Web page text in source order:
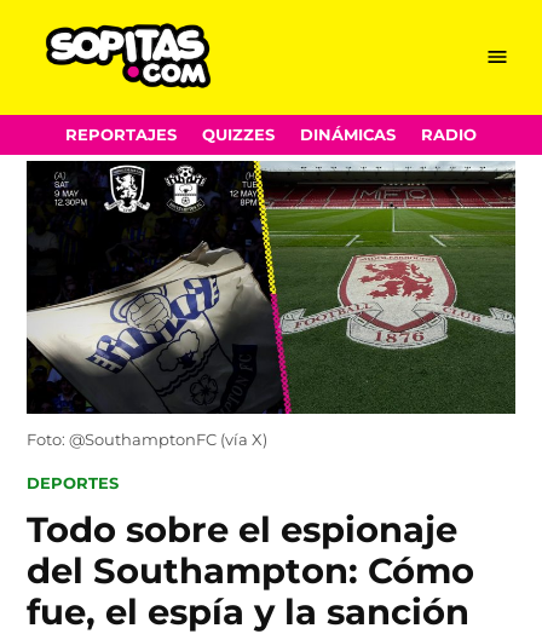
Skip
to
content
Menu
REPORTAJES QUIZZES DINÁMICAS RADIO
Foto: @SouthamptonFC (vía X)
POSTED
DEPORTES
Todo sobre el espionaje
del Southampton: Cómo
fue, el espía y la sanción